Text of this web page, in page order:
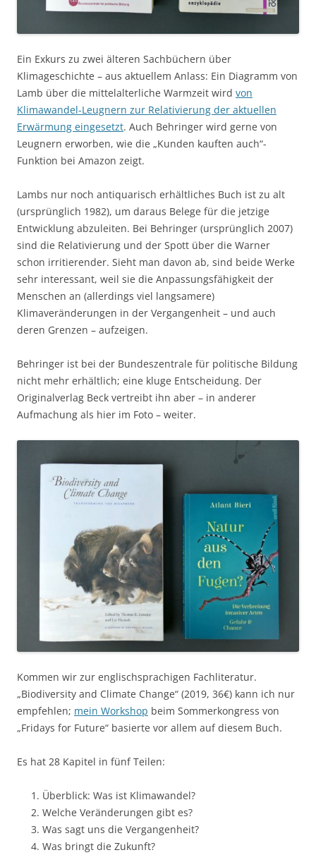
Ein Exkurs zu zwei älteren Sachbüchern über
Klimageschichte – aus aktuellem Anlass: Ein Diagramm von
Lamb über die mittelalterliche Warmzeit wird von
Klimawandel-Leugnern zur Relativierung der aktuellen
Erwärmung eingesetzt. Auch Behringer wird gerne von
Leugnern erworben, wie die „Kunden kauften auch“-
Funktion bei Amazon zeigt.
Lambs nur noch antiquarisch erhältliches Buch ist zu alt
(ursprünglich 1982), um daraus Belege für die jetzige
Entwicklung abzuleiten. Bei Behringer (ursprünglich 2007)
sind die Relativierung und der Spott über die Warner
schon irritierender. Sieht man davon ab, sind beide Werke
sehr interessant, weil sie die Anpassungsfähigkeit der
Menschen an (allerdings viel langsamere)
Klimaveränderungen in der Vergangenheit – und auch
deren Grenzen – aufzeigen.
Behringer ist bei der Bundeszentrale für politische Bildung
nicht mehr erhältlich; eine kluge Entscheidung. Der
Originalverlag Beck vertreibt ihn aber – in anderer
Aufmachung als hier im Foto – weiter.
Kommen wir zur englischsprachigen Fachliteratur.
„Biodiversity and Climate Change“ (2019, 36€) kann ich nur
empfehlen; mein Workshop beim Sommerkongress von
„Fridays for Future“ basierte vor allem auf diesem Buch.
Es hat 28 Kapitel in fünf Teilen:
Überblick: Was ist Klimawandel?
Welche Veränderungen gibt es?
Was sagt uns die Vergangenheit?
Was bringt die Zukunft?